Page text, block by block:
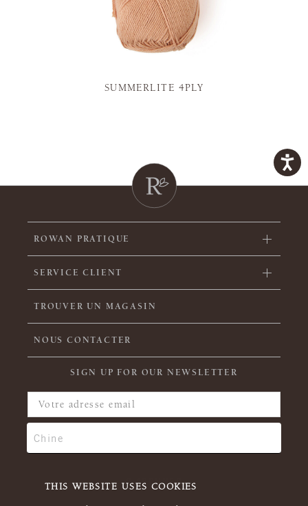
THIS WEBSITE USES COOKIES
SUMMERLITE 4PLY
ROWAN PRATIQUE
SERVICE CLIENT
TROUVER UN MAGASIN
NOUS CONTACTER
SIGN UP FOR OUR NEWSLETTER